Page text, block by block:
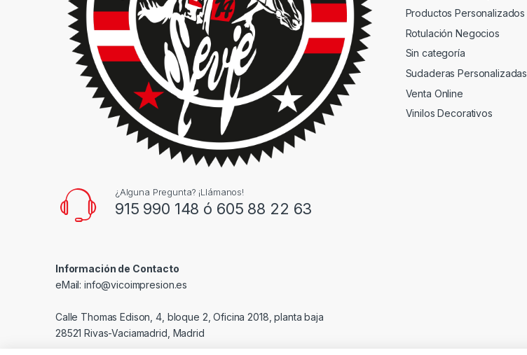
¿Alguna Pregunta? ¡Llámanos!
915 990 148 ó 605 88 22 63
Información de Contacto
eMail: info@vicoimpresion.es
Calle Thomas Edison, 4, bloque 2, Oficina 2018, planta baja
28521 Rivas-Vaciamadrid, Madrid
Productos Personalizados
Rotulación Negocios
Sin categoría
Sudaderas Personalizadas
Venta Online
Vinilos Decorativos